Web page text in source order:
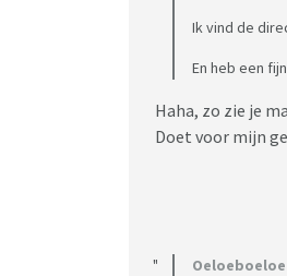
Ik vind de
En heb een
Haha, zo zie je
Doet voor mijn
Oeloeboeloe